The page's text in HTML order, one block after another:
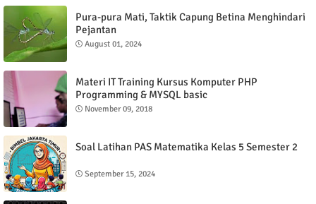
Pura-pura Mati, Taktik Capung Betina Menghindari
Pejantan
August 01, 2024
Materi IT Training Kursus Komputer PHP
Programming & MYSQL basic
November 09, 2018
Soal Latihan PAS Matematika Kelas 5 Semester 2
September 15, 2024